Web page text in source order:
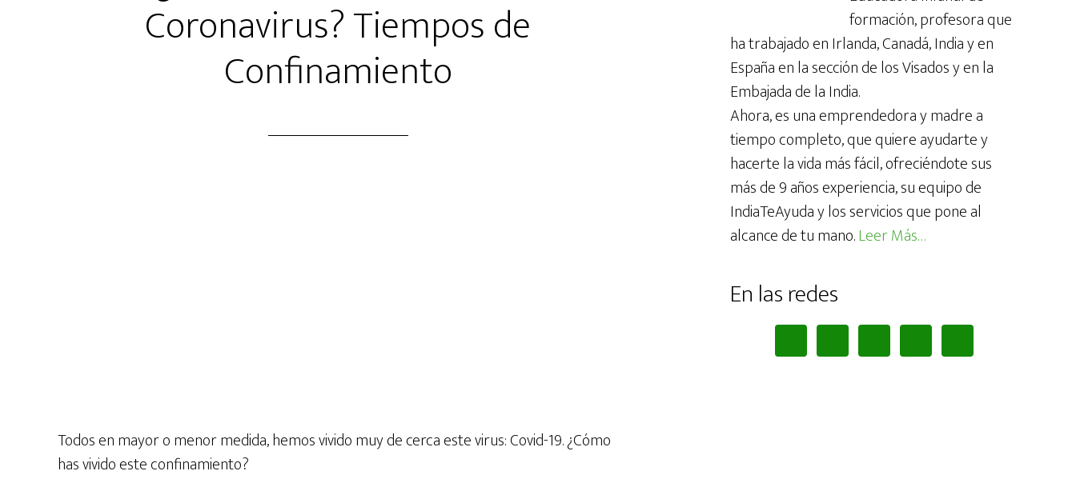
Coronavirus? Tiempos de
Confinamiento
Todos en mayor o menor medida, hemos vivido muy de cerca este virus: Covid-19. ¿Cómo
has vivido este confinamiento?
formación, profesora que
ha trabajado en Irlanda, Canadá, India y en
España en la sección de los Visados y en la
Embajada de la India.
Ahora, es una emprendedora y madre a
tiempo completo, que quiere ayudarte y
hacerte la vida más fácil, ofreciéndote sus
más de 9 años experiencia, su equipo de
IndiaTeAyuda y los servicios que pone al
alcance de tu mano.Leer Más…
En las redes